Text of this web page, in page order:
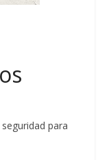
para